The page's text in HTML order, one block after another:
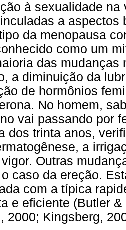
à sexualidade
a aspectos
da menopausa
como um
das mudanças
a diminuição da
de hormônios
No homem,
vai passando por
dos trinta anos,
a
Outras
caso da ereção.
com a típica
e eficiente (Butler
2000; Kingsberg,